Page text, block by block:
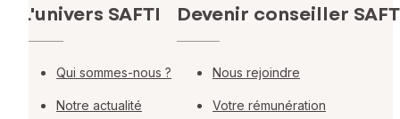
L'univers SAFTI
Qui sommes-nous ?
Notre actualité
Devenir conseiller
Nous rejoindre
Votre rémunération